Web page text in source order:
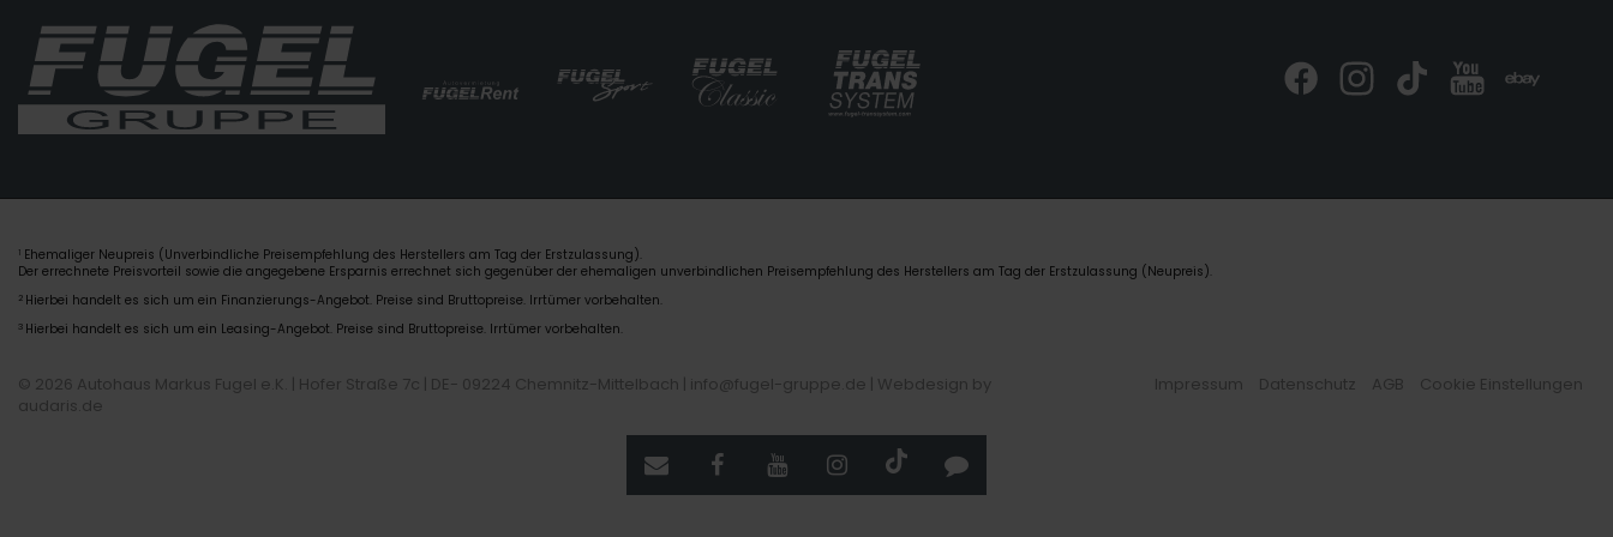
1 Ehemaliger Neupreis (Unverbindliche Preisempfehlung des Herstellers am Tag der Erstzulassung).
Der errechnete Preisvorteil sowie die angegebene Ersparnis errechnet sich gegenüber der ehemaligen unverbindlichen Preisempfehlung des Herstellers am Tag der Erstzulassung (Neupreis).
2 Hierbei handelt es sich um ein Finanzierungs-Angebot. Preise sind Bruttopreise. Irrtümer vorbehalten.
3 Hierbei handelt es sich um ein Leasing-Angebot. Preise sind Bruttopreise. Irrtümer vorbehalten.
© 2026 Autohaus Markus Fugel e.K. | Hofer Straße 7c | DE- 09224 Chemnitz-Mittelbach | info@fugel-gruppe.de | Webdesign by
audaris.de
Impressum Datenschutz AGB Cookie Einstellungen